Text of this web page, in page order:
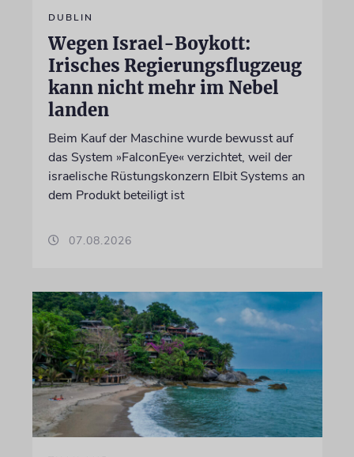
DUBLIN
Wegen Israel-Boykott:
Irisches Regierungsflugzeug
kann nicht mehr im Nebel
landen
Beim Kauf der Maschine wurde bewusst auf
das System »FalconEye« verzichtet, weil der
israelische Rüstungskonzern Elbit Systems an
dem Produkt beteiligt ist
07.08.2026